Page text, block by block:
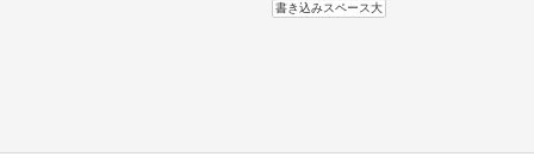
書き込みスペース大